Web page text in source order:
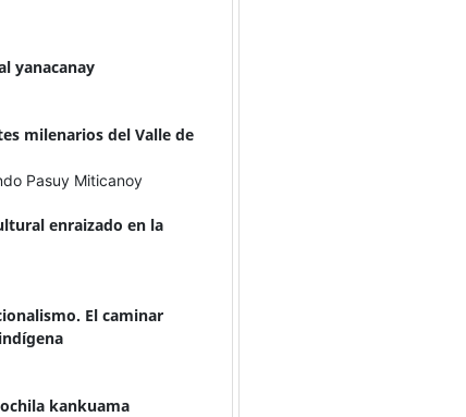
yanacanay
milenarios del Valle de
Pasuy Miticanoy
enraizado en la
El caminar
kankuama